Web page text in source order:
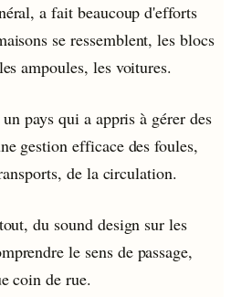
a fait beaucoup d'efforts
se ressemblent, les blocs
ampoules, les voitures.
pays qui a appris à gérer des
gestion efficace des foules,
de la circulation.
du sound design sur les
le sens de passage,
coin de rue.